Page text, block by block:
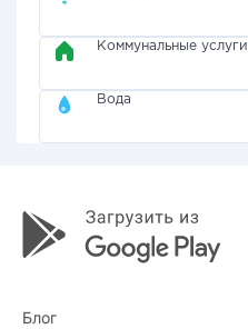
Коммунальные услуги
Вода
Блог